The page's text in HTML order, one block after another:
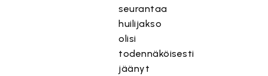
seurantaa
huilijakso
olisi
todennäköisesti
jäänyt